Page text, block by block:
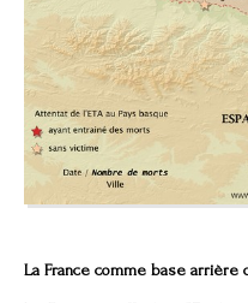
La France comme base arrière